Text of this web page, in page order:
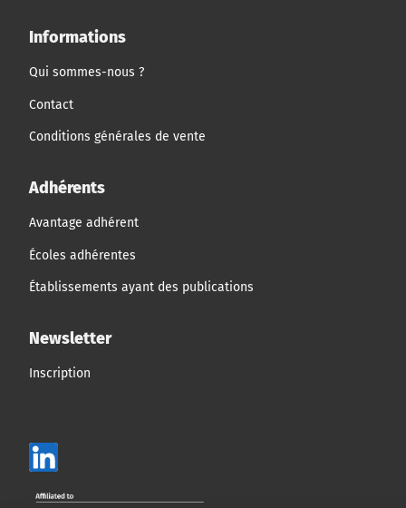
Informations
Qui sommes-nous ?
Contact
Conditions générales de vente
Adhérents
Avantage adhérent
Écoles adhérentes
Établissements ayant des publications
Newsletter
Inscription